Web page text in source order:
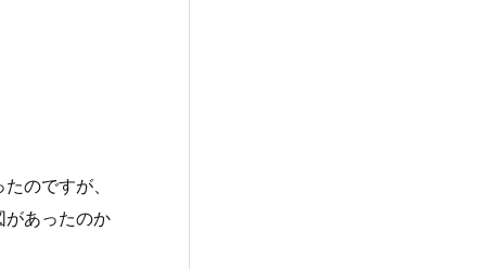
のですが、
があったのか